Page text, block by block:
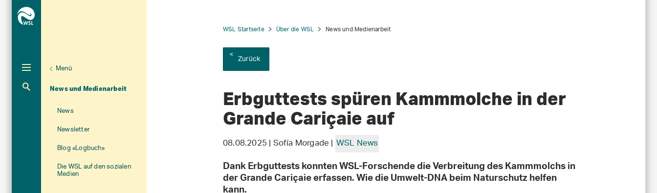
Unternavigation
Menü
News und Medienarbeit
Aktuelle Navigation
News
Newsletter
Blog «Logbuch»
Die WSL auf den sozialen
Medien
WSL Startseite Über die WSL News und Medienarbeit
Zurück
Erbguttests spüren Kammmolche in der
Grande Cariçaie auf
08.08.2025 | Sofía Morgade | WSL News
Dank Erbguttests konnten WSL-Forschende die Verbreitung des Kammmolchs in
der Grande Cariçaie erfassen. Wie die Umwelt-DNA beim Naturschutz helfen